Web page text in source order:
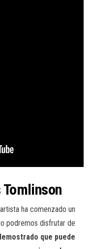
Tomlinson
ha comenzado un
podremos disfrutar de
que puede